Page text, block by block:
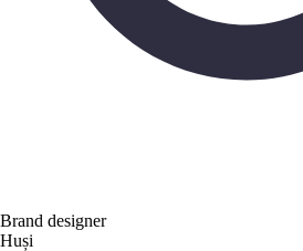
Brand designer
Huși